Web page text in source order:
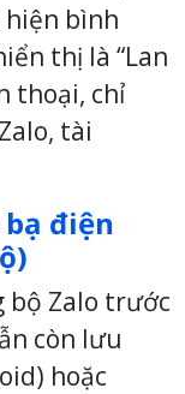
hiện bình
thị là “Lan
thoại, chỉ
tài
điện
bộ Zalo trước
còn lưu
hoặc